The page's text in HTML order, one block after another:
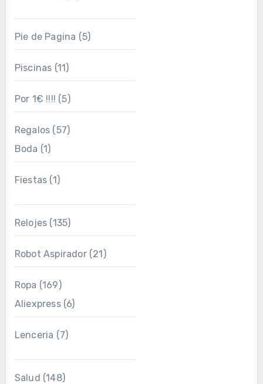
Pie de Pagina (5)
Piscinas (11)
Por 1€ !!!! (5)
Regalos (57)
Boda (1)
Fiestas (1)
Relojes (135)
Robot Aspirador(21)
Ropa (169)
Aliexpress(6)
Lenceria (7)
Salud (148)